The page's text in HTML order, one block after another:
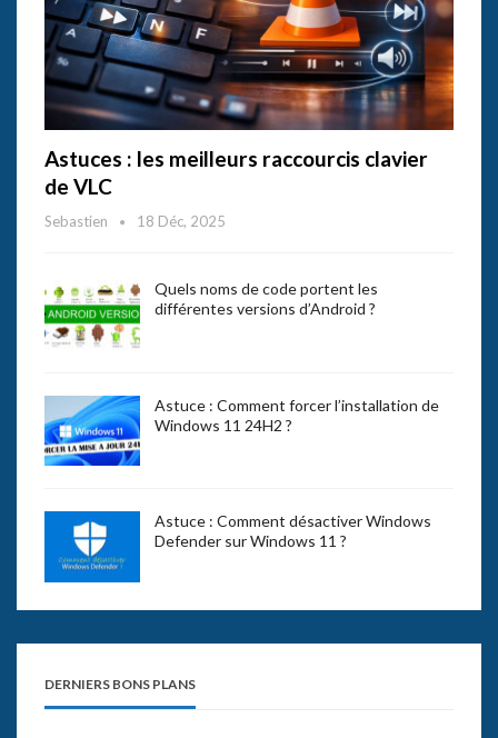
Astuces : les meilleurs raccourcis clavier
de VLC
Sebastien 18 Déc, 2025
Quels noms de code portent les
différentes versions d’Android ?
Astuce : Comment forcer l’installation de
Windows 11 24H2 ?
Astuce : Comment désactiver Windows
Defender sur Windows 11 ?
DERNIERS BONS PLANS